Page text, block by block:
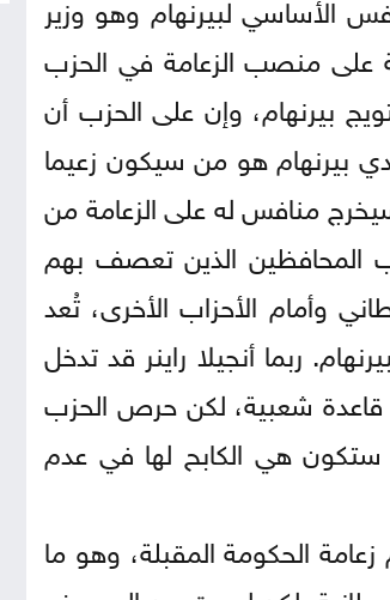
على منصب الزعامة في الحزب
بيرنهام، وإن على الحزب أن
بيرنهام هو من سيكون زعيما
منافس له على الزعامة من
المحافظين الذين تعصف بهم
وأمام الأحزاب الأخرى، تُعد
ربما أنجيلا راينر قد تدخل
قاعدة شعبية، لكن حرص الحزب
ستكون هي الكابح لها في عدم
الحكومة المقبلة، وهو ما